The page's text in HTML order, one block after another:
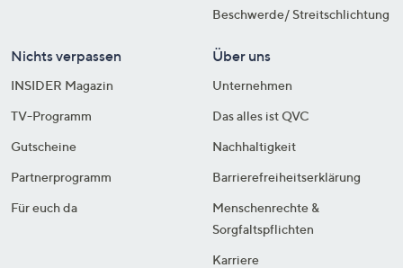
Beschwerde/ Streitschlichtung
Nichts verpassen
INSIDER Magazin
TV-Programm
Gutscheine
Partnerprogramm
Für euch da
Über uns
Unternehmen
Das alles ist QVC
Nachhaltigkeit
Barrierefreiheitserklärung
Menschenrechte &
Sorgfaltspflichten
Karriere